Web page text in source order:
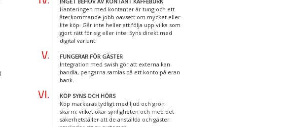
Hanteringen med kontanter är tung och ett
återkommande jobb oavsett om mycket eller
lite köp. Går inte heller att följa upp vilka som
gjort rätt för sig eller inte. Syns direkt med
digital variant.
FUNGERAR FÖR GÄSTER
Integration med swish gör att externa kan
handla, pengarna samlas på ett konto på eran
bank.
KÖP SYNS OCH HÖRS
Köp markeras tydligt med ljud och grön
skärm, vilket ökar synligheten och med det
säkerhetställer att de anställda och gäster